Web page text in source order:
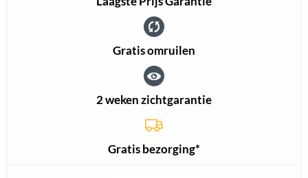
Gratis omruilen
2 weken zichtgarantie
Gratis bezorging*